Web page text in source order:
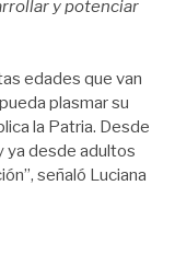
y potenciar
edades que van
plasmar su
la Patria. Desde
ya desde adultos
señaló Luciana